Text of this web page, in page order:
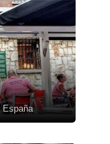
España